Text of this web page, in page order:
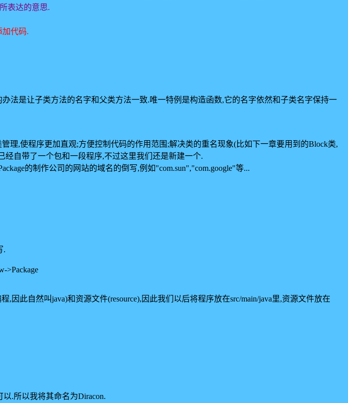
表达的意思.
代码.
法是让子类方法的名字和父类方法一致.唯一特例是构造函数,它的名字依然和子类名字保持一
理,使程序更加直观;方便控制代码的作用范围;解决类的重名现象(比如下一章要用到的Block类,
经自带了一个包和一段程序,不过这里我们还是新建一个.
的制作公司的网站的域名的倒写,例如"com.sun","com.google"等...
.
>Package
因此自然叫java)和资源文件(resource),因此我们以后将程序放在src/main/java里,资源文件放在
.所以我将其命名为Diracon.